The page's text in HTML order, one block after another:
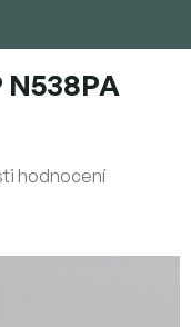
N538PA
hodnocení